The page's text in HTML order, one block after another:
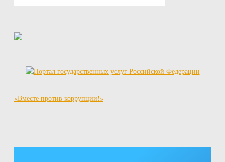
«Вместе против коррупции!»